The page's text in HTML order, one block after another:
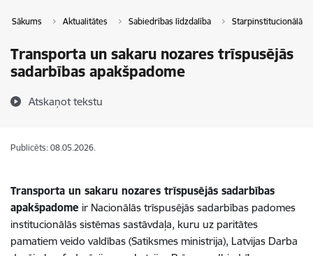
Sākums Aktualitātes Sabiedrības līdzdalība Starpinstitucionālās
Transporta un sakaru nozares trīspusējās
sadarbības apakšpadome
Atskaņot tekstu
Publicēts: 08.05.2026.
Transporta un sakaru nozares trīspusējās sadarbības
apakšpadome ir Nacionālās trīspusējās sadarbības padomes
institucionālās sistēmas sastāvdaļa, kuru uz paritātes
pamatiem veido valdības (Satiksmes ministrija), Latvijas Darba